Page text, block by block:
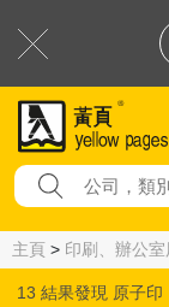
主頁 > 印刷、辦公室
13 結果發現 原子印